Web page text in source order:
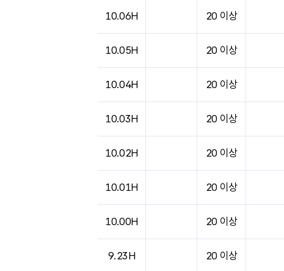
10.06H 20 이상
10.05H 20 이상
10.04H 20 이상
10.03H 20 이상
10.02H 20 이상
10.01H 20 이상
10.00H 20 이상
9.23H 20 이상